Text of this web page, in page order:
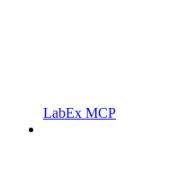
LabEx MCP